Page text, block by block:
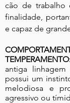
cão de trabalho
finalidade,
e capaz de
TEMPERAMENTO
antiga
possui um
melodiosa e
agressivo ou